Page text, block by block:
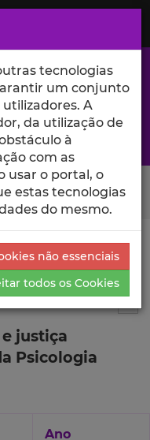
no Iscte
Descrição Detalhada
justiça
Psicologia
Ano
tecnologias
um conjunto
A
da utilização de
à
com as
usar o portal, o
estas tecnologias
do mesmo.
não essenciais
todos os Cookies